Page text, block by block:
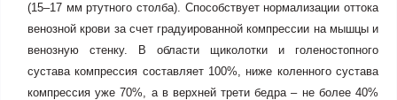
(15–17 мм ртутного столба). Способствует нормализации оттока
венозной крови за счет градуированной компрессии на мышцы и
венозную стенку. В области щиколотки и голеностопного
сустава компрессия составляет 100%, ниже коленного сустава
компрессия уже 70%, а в верхней трети бедра – не более 40%